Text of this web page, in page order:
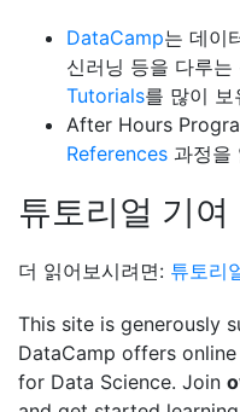
DataCamp는 데이
신러닝 등을 다루
Tutorials를 많이 보
After Hours
References 과정을
튜토리얼 기여
더 읽어보시려면: 튜토리
This site is generously
DataCamp offers
for Data Science. Join